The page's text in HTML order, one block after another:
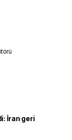
İran geri